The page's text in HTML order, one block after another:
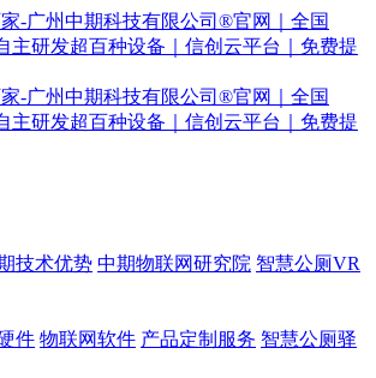
技术优势 中期物联网研究院 智慧公厕VR
件 物联网软件 产品定制服务 智慧公厕驿